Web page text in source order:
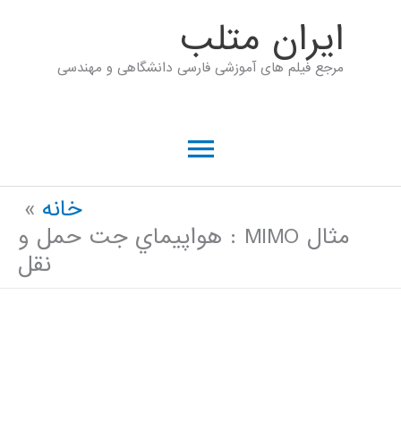
ايران متلب
مرجع فیلم های آموزشی فارسی دانشگاهی و مهندسی
فهرست
خانه
مثال MIMO : هواپيماي جت حمل و
نقل